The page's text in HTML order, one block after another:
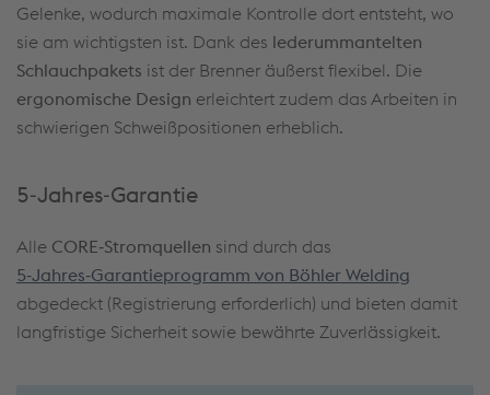
Gelenke, wodurch maximale Kontrolle dort entsteht, wo
sie am wichtigsten ist. Dank des lederummantelten
Schlauchpakets ist der Brenner äußerst flexibel. Die
ergonomische Design erleichtert zudem das Arbeiten in
schwierigen Schweißpositionen erheblich.
5‑Jahres‑Garantie
Alle CORE‑Stromquellen sind durch das
5‑Jahres‑Garantieprogramm von Böhler Welding
abgedeckt (Registrierung erforderlich) und bieten damit
langfristige Sicherheit sowie bewährte Zuverlässigkeit.